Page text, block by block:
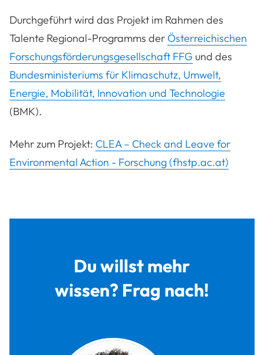
Durchgeführt wird das Projekt im Rahmen des
Talente Regional-Programms der Österreichischen
Forschungsförderungsgesellschaft FFG und des
Bundesministeriums für Klimaschutz, Umwelt,
Energie, Mobilität, Innovation und Technologie
(BMK).
Mehr zum Projekt: CLEA – Check and Leave for
Environmental Action - Forschung (fhstp.ac.at)
Du willst mehr
wissen? Frag nach!